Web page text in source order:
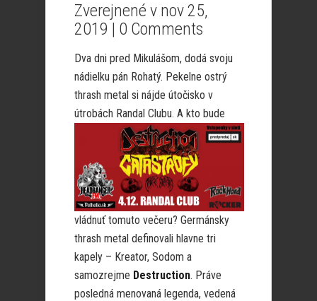
Zverejnené v nov 25,
2019 | 0 Comments
Dva dni pred Mikulášom, dodá svoju
nádielku pán Rohatý. Pekelne ostrý
thrash metal si nájde útočisko v
útrobách Randal Clubu. A kto bude
vládnuť tomuto večeru? Germánsky
thrash metal definovali hlavne tri
kapely – Kreator, Sodom a
samozrejme Destruction. Práve
posledná menovaná legenda, vedená